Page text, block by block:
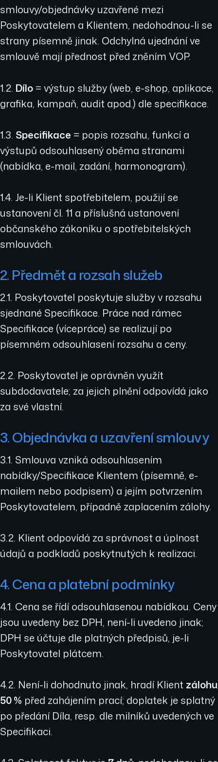
smlouvy/objednávky uzavřené mezi
Poskytovatelem a Klientem, nedohodnou-li se
strany písemně jinak. Odchylná ujednání ve
smlouvě mají přednost před zněním VOP.
1.2. Dílo = výstup služby (web, e-shop, aplikace,
grafika, kampaň, audit apod.) dle specifikace.
1.3. Specifikace = popis rozsahu, funkcí a
výstupů odsouhlasený oběma stranami
(nabídka, e-mail, zadání, harmonogram).
1.4. Je-li Klient spotřebitelem, použijí se
ustanovení čl. 11 a příslušná ustanovení
občanského zákoníku o spotřebitelských
smlouvách.
2. Předmět a rozsah služeb
2.1. Poskytovatel poskytuje služby v rozsahu
sjednané Specifikace. Práce nad rámec
Specifikace (vícepráce) se realizují po
písemném odsouhlasení rozsahu a ceny.
2.2. Poskytovatel je oprávněn využít
subdodavatele; za jejich plnění odpovídá jako
za své vlastní.
3. Objednávka a uzavření smlouvy
3.1. Smlouva vzniká odsouhlasením
nabídky/Specifikace Klientem (písemně, e-
mailem nebo podpisem) a jejím potvrzením
Poskytovatelem, případně zaplacením zálohy.
3.2. Klient odpovídá za správnost a úplnost
údajů a podkladů poskytnutých k realizaci.
4. Cena a platební podmínky
4.1. Cena se řídí odsouhlasenou nabídkou. Ceny
jsou uvedeny bez DPH, není-li uvedeno jinak;
DPH se účtuje dle platných předpisů, je-li
Poskytovatel plátcem.
4.2. Není-li dohodnuto jinak, hradí Klient zálohu
50 % před zahájením prací; doplatek je splatný
po předání Díla, resp. dle milníků uvedených ve
Specifikaci.